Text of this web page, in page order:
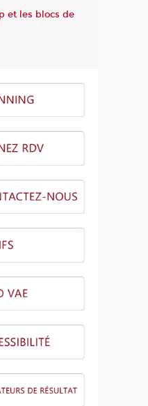
et les blocs de